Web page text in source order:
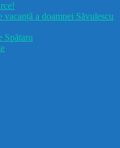
a doamnei Săvulescu
Spătaru